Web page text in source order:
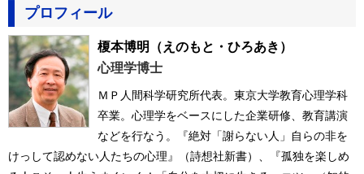
プロフィール
榎本博明
（えのもと・ひろあき）
心理学博士
ＭＰ人間科学研究所代表。東京大学教育心理学科
卒業。心理学をベースにした企業研修、教育講演
などを行なう。『絶対「謝らない人」自らの非を
けっして認めない人たちの心理』（詩想社新書）、『孤独を楽しめ